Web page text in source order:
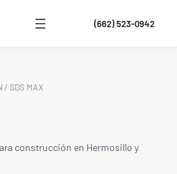
(662) 523-0942
/ SDS MAX
construcción en Hermosillo y